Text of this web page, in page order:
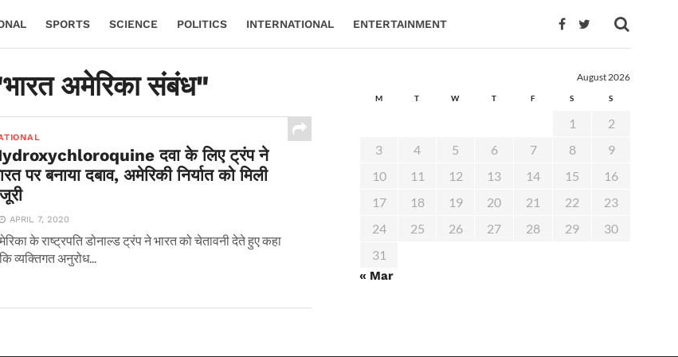
SPORTS SCIENCE POLITICS INTERNATIONAL ENTERTAINMENT
अमेरिका संबंध"
दवा के लिए ट्रंप ने
पर बनाया दबाव, अमेरिकी निर्यात को मिली
APRIL 7, 2020
के राष्ट्रपति डोनाल्ड ट्रंप ने भारत को चेतावनी देते हुए कहा
व्यक्तिगत अनुरोध...
August 2026
M T W T F S S
1
2
3
4 5 6 7 8
9
10
11 12 13 14 15
16
17
18 19 20 21 22
23
24
25 26 27 28 29
30
31
« Mar